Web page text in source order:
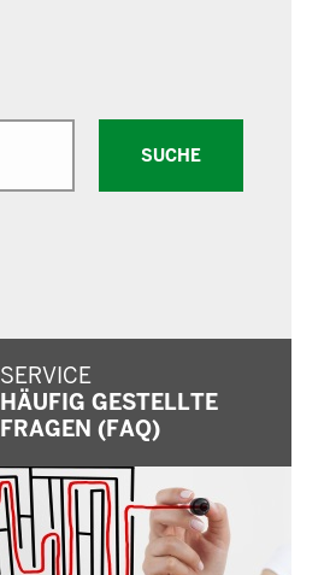
SUCHE
SERVICE
HÄUFIG GESTELLTE
FRAGEN (FAQ)